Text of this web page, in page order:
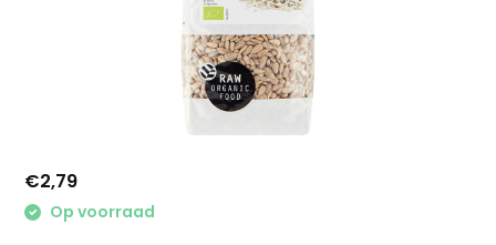
€2,79
Op voorraad